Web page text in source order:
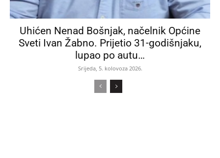
Uhićen Nenad Bošnjak, načelnik Općine
Sveti Ivan Žabno. Prijetio 31-godišnjaku,
lupao po autu…
Srijeda, 5. kolovoza 2026.